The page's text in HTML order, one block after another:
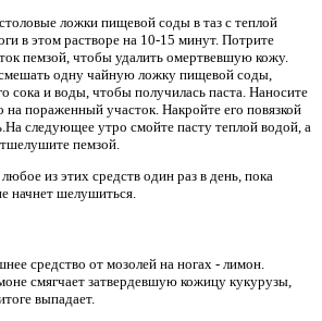
ложки пищевой соды в таз с теплой
в этом растворе на 10-15 минут. Потрите
пемзой, чтобы удалить омертвевшую кожу.
одну чайную ложку пищевой соды,
сока и воды, чтобы получилась паста. Наносите
на пораженный участок. Накройте его повязкой
следующее утро смойте пасту теплой водой, а
пемзой.
из этих средств один раз в день, пока
начнет шелушиться.
средство от мозолей на ногах - лимон.
смягчает затвердевшую кожицу кукурузы,
выпадает.